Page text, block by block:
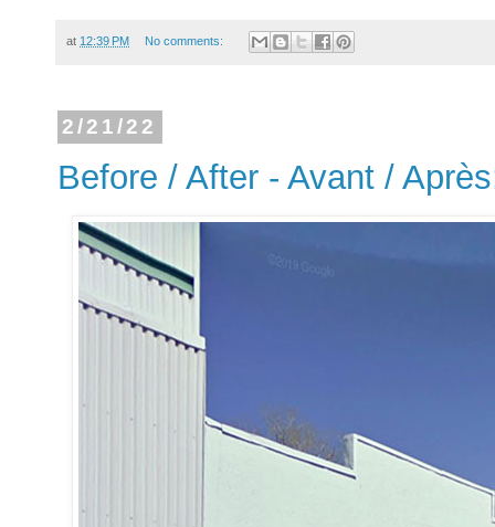
at 12:39 PM No comments:
2/21/22
Before / After - Avant /